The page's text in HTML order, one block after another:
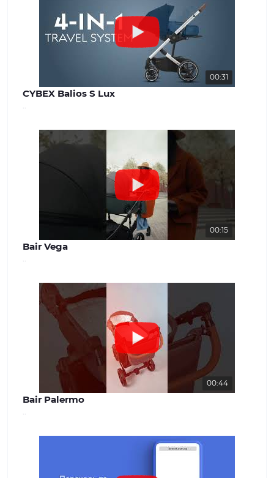
00:31
CYBEX Balios S Lux
00:15
Bair Vega
00:44
Bair Palermo